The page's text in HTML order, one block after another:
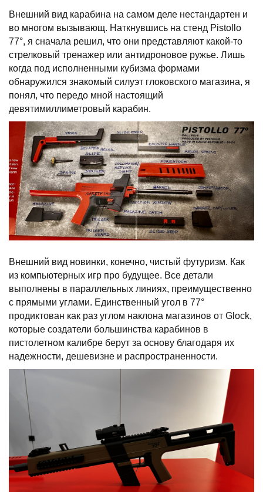
Внешний вид карабина на самом деле нестандартен и
во многом вызывающ. Наткнувшись на стенд Pistollo
77°, я сначала решил, что они представляют какой-то
стрелковый тренажер или антидроновое ружье. Лишь
когда под исполненными кубизма формами
обнаружился знакомый силуэт глоковского магазина, я
понял, что передо мной настоящий
девятимиллиметровый карабин.
Внешний вид новинки, конечно, чистый футуризм. Как
из компьютерных игр про будущее. Все детали
выполнены в параллельных линиях, преимущественно
с прямыми углами. Единственный угол в 77°
продиктован как раз углом наклона магазинов от Glock,
которые создатели большинства карабинов в
пистолетном калибре берут за основу благодаря их
надежности, дешевизне и распространенности.